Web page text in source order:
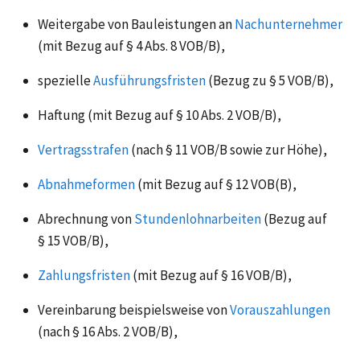
Weitergabe von Bauleistungen anNachunternehmer
(mit Bezug auf§ 4 Abs. 8VOB/B),
spezielleAusführungsfristen(Bezug zu§ 5VOB/B),
Haftung (mit Bezug auf§ 10Abs. 2 VOB/B),
Vertragsstrafen(nach§ 11VOB/B sowie zur Höhe),
Abnahmeformen(mit Bezug auf§ 12VOB(B),
Abrechnung vonStundenlohnarbeiten(Bezug auf
§ 15VOB/B),
Zahlungsfristen(mit Bezug auf§ 16VOB/B),
Vereinbarung beispielsweise vonVorauszahlungen
(nach§ 16Abs. 2 VOB/B),